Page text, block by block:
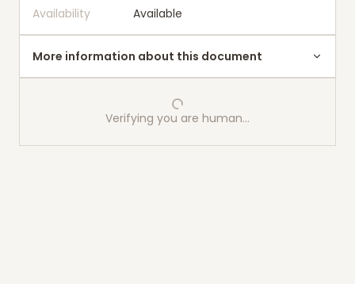
Availability
Available
More information about this document
Verifying you are human…